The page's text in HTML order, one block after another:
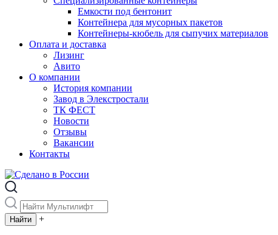
Емкости под бентонит
Контейнера для мусорных пакетов
Контейнеры-кюбель для сыпучих материалов
Оплата и доставка
Лизинг
Авито
О компании
История компании
Завод в Элекстростали
ТК ФЕСТ
Новости
Отзывы
Вакансии
Контакты
+